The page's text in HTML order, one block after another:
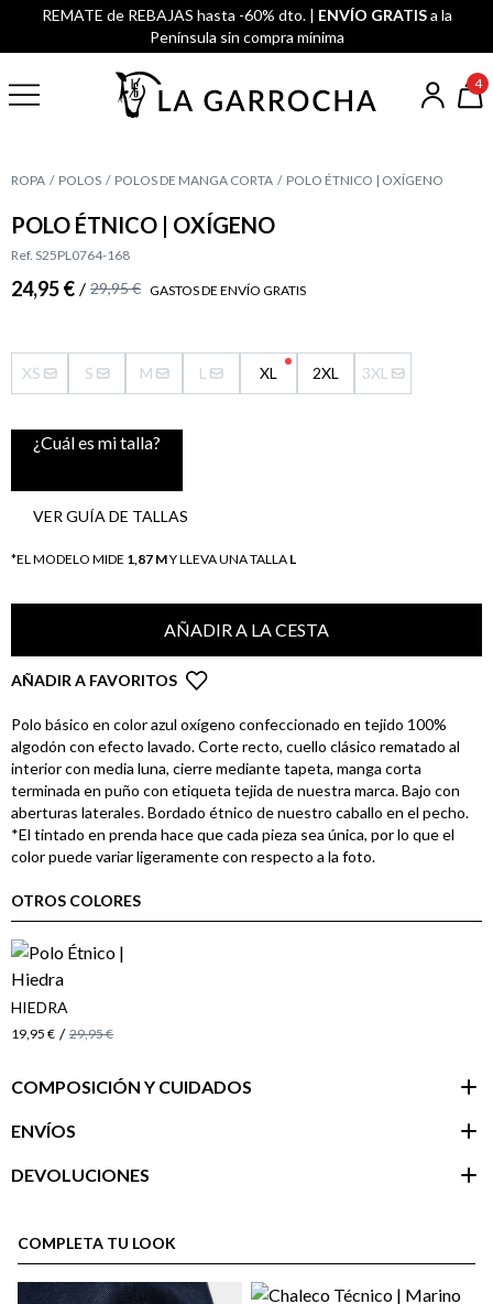
REMATE de REBAJAS hasta -60% dto. | ENVÍO GRATISa la
Península sin compra mínima
4
ROPA POLOS POLOS DE MANGA CORTA POLO ÉTNICO | OXÍGENO
POLO ÉTNICO | OXÍGENO
Ref. S25PL0764-168
24,95 € / 29,95 € GASTOS DE ENVÍO GRATIS
XS S M L XL 2XL 3XL
¿Cuál es mi talla?
VER GUÍA DE TALLAS
*EL MODELO MIDE 1,87 MY LLEVA UNA TALLA L
AÑADIR A LA CESTA
AÑADIR A FAVORITOS
Polo básico en color azul oxígeno confeccionado en tejido 100%
algodón con efecto lavado. Corte recto, cuello clásico rematado al
interior con media luna, cierre mediante tapeta, manga corta
terminada en puño con etiqueta tejida de nuestra marca. Bajo con
aberturas laterales. Bordado étnico de nuestro caballo en el pecho.
*El tintado en prenda hace que cada pieza sea única, por lo que el
color puede variar ligeramente con respecto a la foto.
OTROS COLORES
HIEDRA
19,95 € / 29,95 €
COMPOSICIÓN Y CUIDADOS
ENVÍOS
DEVOLUCIONES
cliente
COMPLETA TU LOOK